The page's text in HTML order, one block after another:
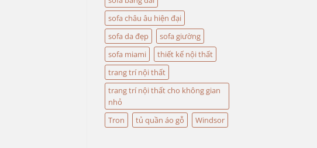
sofa châu âu hiện đại
sofa da đẹp
sofa giường
sofa miami
thiết kế nội thất
trang trí nội thất
trang trí nội thất cho không gian
nhỏ
Tron
tủ quần áo gỗ Windsor